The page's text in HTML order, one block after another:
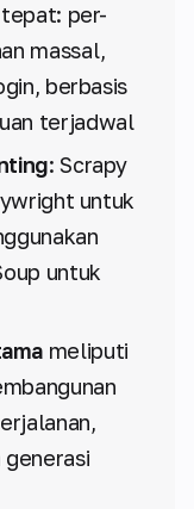
per-
massal,
berbasis
terjadwal
: Scrapy
untuk
untuk
meliputi
generasi